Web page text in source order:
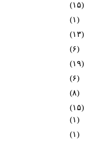
(۱۵)
(۱)
(۱۳)
(۶)
(۱۹)
(۶)
(۸)
(۱۵)
(۱)
(۱)